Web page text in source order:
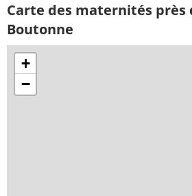
Carte des maternités près
Boutonne
+
−